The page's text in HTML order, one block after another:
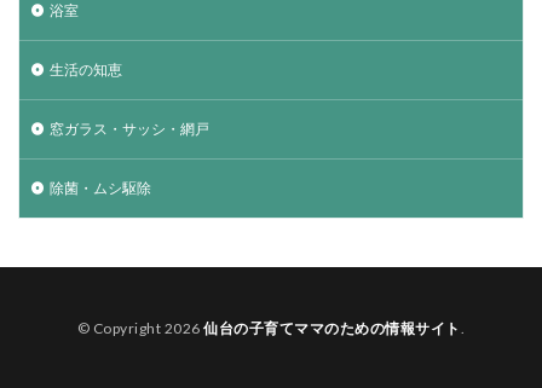
浴室
生活の知恵
窓ガラス・サッシ・網戸
除菌・ムシ駆除
© Copyright 2026仙台の子育てママのための情報サイト .